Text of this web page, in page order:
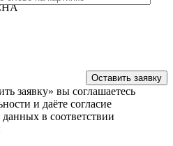
заявку» вы соглашаетесь
и даёте согласие
в соответствии